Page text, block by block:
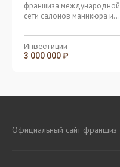
франшиза международной
сети салонов маникюра и
Инвестиции
3 000 000 ₽
Официальный сайт франшиз